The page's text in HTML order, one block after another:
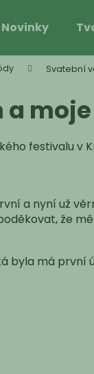
Novinky
Svatební
a
festivalu v
a nyní už
že
byla má první